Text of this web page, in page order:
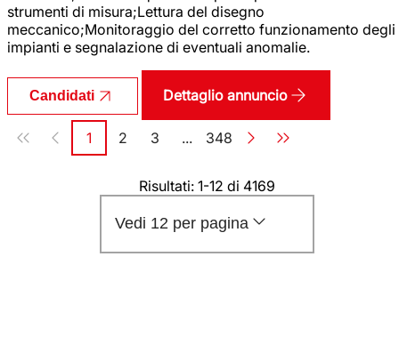
strumenti di misura;Lettura del disegno
meccanico;Monitoraggio del corretto funzionamento degli
impianti e segnalazione di eventuali anomalie.
Candidati Dettaglio annuncio
Paginazione
Pagina
1 Pagina
2 Pagina
3 ... Pagina
348
Risultati: 1-12 di 4169
Vedi 12 per pagina